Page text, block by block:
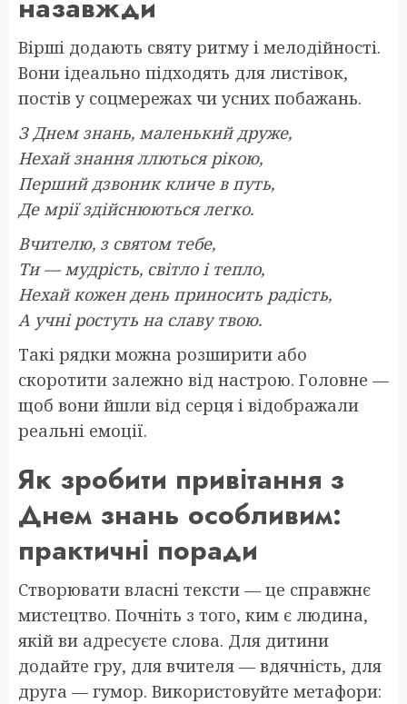
Вірші додають святу ритму і мелодійності.
Вони ідеально підходять для листівок,
постів у соцмережах чи усних побажань.
З Днем знань, маленький друже,
Нехай знання ллються рікою,
Перший дзвоник кличе в путь,
Де мрії здійснюються легко.
Вчителю, з святом тебе,
Ти — мудрість, світло і тепло,
Нехай кожен день приносить радість,
А учні ростуть на славу твою.
Такі рядки можна розширити або
скоротити залежно від настрою. Головне —
щоб вони йшли від серця і відображали
реальні емоції.
Як зробити привітання з
Днем знань особливим:
практичні поради
Створювати власні тексти — це справжнє
мистецтво. Почніть з того, ким є людина,
якій ви адресуєте слова. Для дитини
додайте гру, для вчителя — вдячність, для
друга — гумор. Використовуйте метафори: